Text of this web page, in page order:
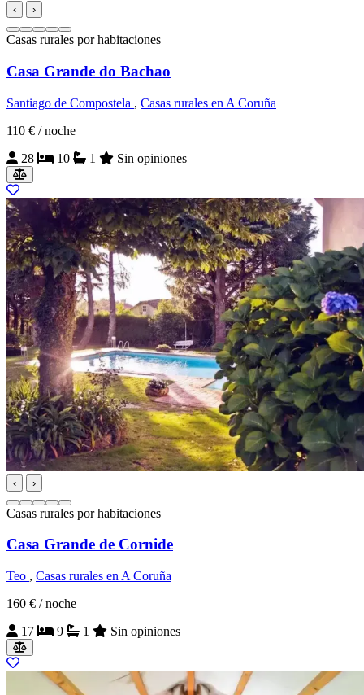
‹ ›
Casas rurales por habitaciones
Casa Grande do Bachao
Santiago de Compostela , Casas rurales en A Coruña
110 € / noche
28
10 1 Sin opiniones
‹ ›
Casas rurales por habitaciones
Casa Grande de Cornide
Teo , Casas rurales en A Coruña
160 € / noche
17
9 1 Sin opiniones